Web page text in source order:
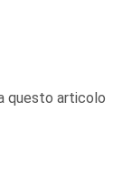
questo articolo